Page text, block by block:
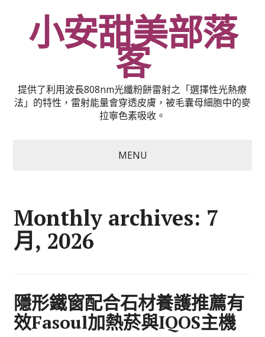
小安甜美部落
客
提供了利用波長808nm光纖粉餅雷射之「選擇性光熱療
法」的特性，雷射能量會穿透皮膚，被毛囊母細胞中的麥
拉寧色素吸收。
MENU
Monthly archives: 7
月, 2026
隱形鐵窗配合石材養護推薦有
效Fasoul加熱菸與IQOS主機